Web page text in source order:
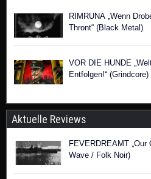
RIMRUNA „Wenn
Thront“ (Black Metal)
VOR DIE HUNDE
Entfolgen!“ (Grindcore)
Aktuelle Reviews
FEVERDREAMT
Wave / Folk Noir)